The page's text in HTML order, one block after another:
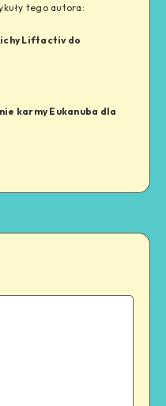
tego autora:
Liftactiv do
karmy Eukanuba dla